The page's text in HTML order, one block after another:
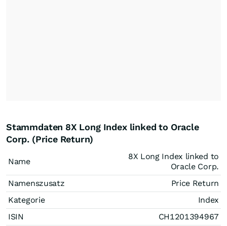
Stammdaten 8X Long Index linked to Oracle
Corp. (Price Return)
Name
8X Long Index linked to
Oracle Corp.
Namenszusatz
Price Return
Kategorie
Index
ISIN
CH1201394967